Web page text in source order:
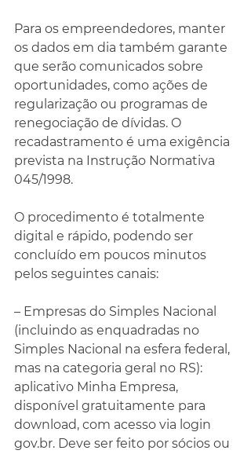
Para os empreendedores, manter
os dados em dia também garante
que serão comunicados sobre
oportunidades, como ações de
regularização ou programas de
renegociação de dívidas. O
recadastramento é uma exigência
prevista na Instrução Normativa
045/1998.
O procedimento é totalmente
digital e rápido, podendo ser
concluído em poucos minutos
pelos seguintes canais:
– Empresas do Simples Nacional
(incluindo as enquadradas no
Simples Nacional na esfera federal,
mas na categoria geral no RS):
aplicativo Minha Empresa,
disponível gratuitamente para
download, com acesso via login
gov.br. Deve ser feito por sócios ou